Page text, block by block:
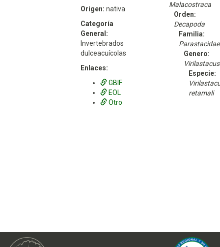
Origen: nativa
Categoría
General:
Invertebrados
dulceacuícolas
Enlaces:
GBIF
EOL
Otro
Malacostraca
Orden:
Decapoda
Familia:
Parastacidae
Genero:
Virilastacus
Especie:
retamali